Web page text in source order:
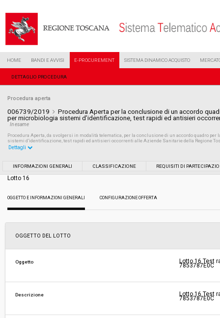
HOME BANDI E AVVISI E-PROCUREMENT SISTEMA DINAMICO ACQUISTO
DETTAGLIO PROCEDURA
Procedura aperta
006739/2019
Procedura Aperta per la conclusione di un accordo
per microbiologia sistemi d’identificazione, test rapidi ed antisieri
In esame
Procedura Aperta, da svolgersi in modalità telematica, per la conclusione di un accordo quadro
sistemi d’identificazione, test rapidi ed antisieri occorrenti alle Aziende Sanitarie della Regione
Tipo di contratto:
Data pubblicazione:
Svolgimento:
Responsabile attuale:
ESTAR - ENTE DI SUPPORTO TECNICO
REGIONALE - UOC FARMACI E DIAGNOSTICI
Dettagli
INFORMAZIONI GENERALI CLASSIFICAZIONE REQUISITI DI
Lotto 16
OGGETTO E INFORMAZIONI GENERALI CONFIGURAZIONE OFFERTA
OGGETTO DEL LOTTO
Oggetto Lotto 16 Test
7853787E0C
Descrizione Lotto 16 Test
7853787E0C